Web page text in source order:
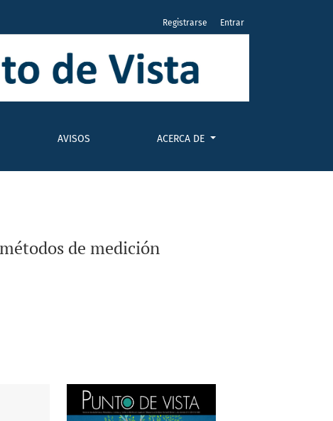
AVISOS ACERCA DE
Registrarse Entrar
de medición